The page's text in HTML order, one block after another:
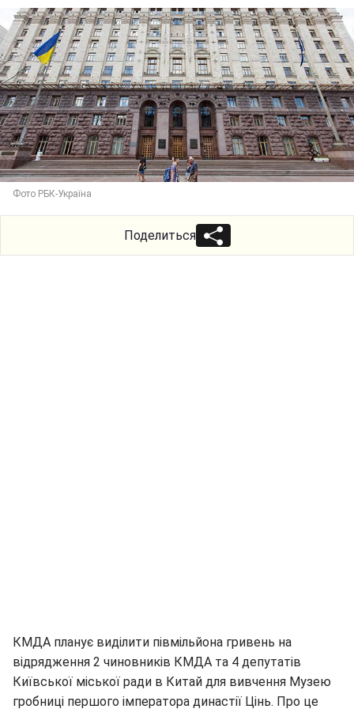
Фото РБК-Україна
Поделиться
КМДА планує виділити півмільйона гривень на
відрядження 2 чиновників КМДА та 4 депутатів
Київської міської ради в Китай для вивчення Музею
гробниці першого імператора династії Цінь. Про це